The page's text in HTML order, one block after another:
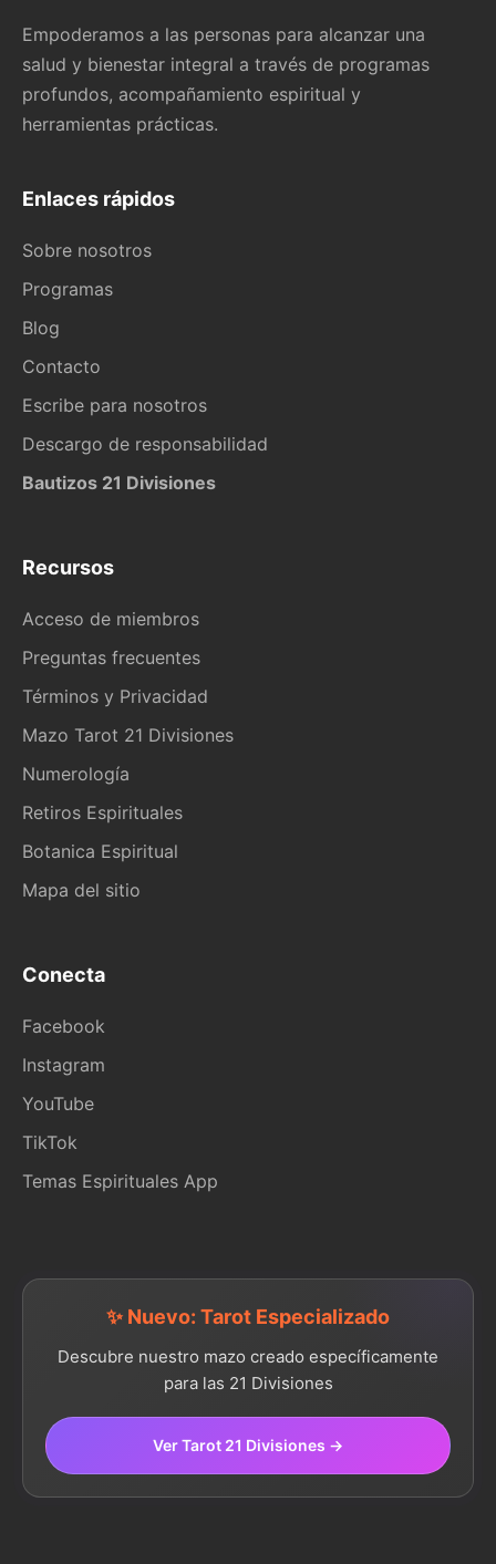
Empoderamos a las personas para alcanzar una
salud y bienestar integral a través de programas
profundos, acompañamiento espiritual y
herramientas prácticas.
Enlaces rápidos
Sobre nosotros
Programas
Blog
Contacto
Escribe para nosotros
Descargo de responsabilidad
Bautizos 21 Divisiones
Recursos
Acceso de miembros
Preguntas frecuentes
Términos y Privacidad
Mazo Tarot 21 Divisiones
Numerología
Retiros Espirituales
Botanica Espiritual
Mapa del sitio
Conecta
Facebook
Instagram
YouTube
TikTok
Temas Espirituales App
✨ Nuevo: Tarot Especializado
Descubre nuestro mazo creado específicamente
para las 21 Divisiones
Ver Tarot 21 Divisiones →